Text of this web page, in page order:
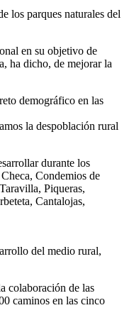
los parques naturales del
en su objetivo de
ha dicho, de mejorar la
demográfico en las
la despoblación rural
durante los
Condemios de
Piqueras,
Cantalojas,
del medio rural,
colaboración de las
caminos en las cinco